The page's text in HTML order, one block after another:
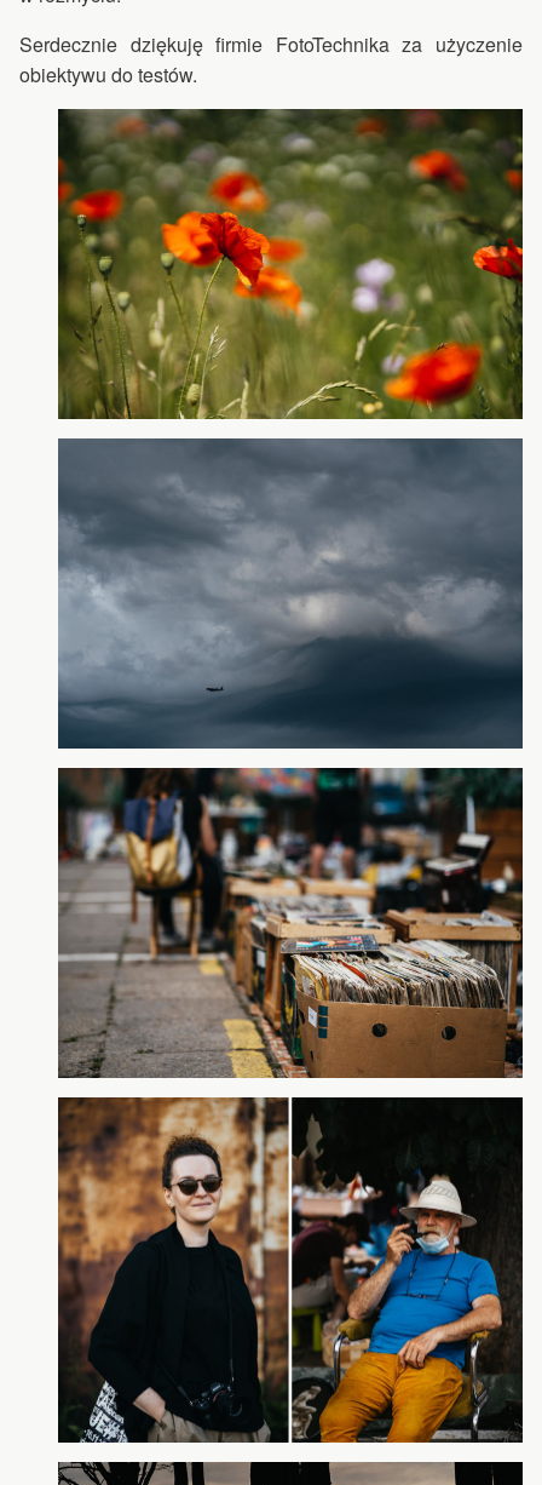
Serdecznie dziękuję firmie FotoTechnika za użyczenie
obiektywu do testów.